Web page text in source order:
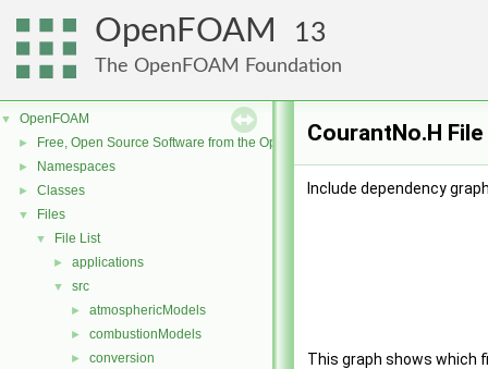
OpenFOAM 13
The OpenFOAM Foundation
▼ OpenFOAM
► Free, Open Source Software from the OpenFOAM Foundation
► Namespaces
► Classes
▼ Files
▼ File List
► applications
▼ src
► atmosphericModels
► combustionModels
► conversion
CourantNo.H
Include dependency
This graph shows which